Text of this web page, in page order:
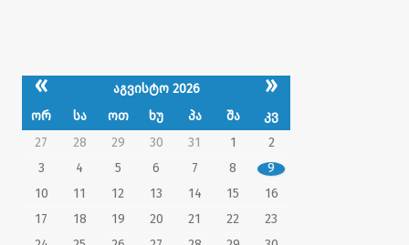
« აგვისტო 2026 »
ორ სა ოთ ხუ პა შა
კვ
27
28 29 30 31 1
2
3
4 5 6 7 8
9
10
11 12 13 14 15
16
17
18 19 20 21 22
23